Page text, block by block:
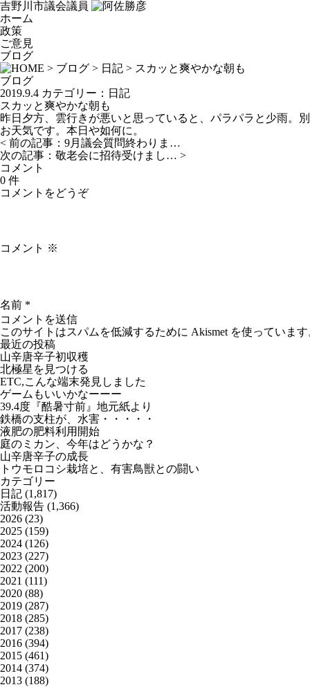
吉野川市議会議員
ホーム
政策
ご意見
ブログ
> ブログ > 日記 > スカッと爽やかな朝も
ブログ
2019.9.4 カテゴリー： 日記
スカッと爽やかな朝も
昨日夕方、雲行きが悪いと思っていると、パラパラと少雨。
お天気です。本日や如何に。
< 前の記事： 9月議会質問終わりま…
次の記事： 敬老会に招待受けまし… >
コメント
0 件
コメントをどうぞ
コメント ※
名前 *
このサイトはスパムを低減するために Akismet を使っていま
最近の投稿
山辛唐辛子初収穫
北極星を見つける
ETC,こんな端末発見しました
ゲームもいいかなーーー
39.4度『酷暑寸前』地元紙より
鉄橋の支柱が、水害・・・・・
液肥の肥料利用開始
庭のミカン、今年はどうかな？
山辛唐辛子の成長
トウモロコシ栽培と、有害鳥獣との闘い
カテゴリー
日記 (1,817)
活動報告 (1,366)
2026 (23)
2025 (159)
2024 (126)
2023 (227)
2022 (200)
2021 (111)
2020 (88)
2019 (287)
2018 (285)
2017 (238)
2016 (394)
2015 (461)
2014 (374)
2013 (188)